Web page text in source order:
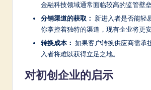
金融科技领域通常面临较高的监管壁垒
分销渠道的获取： 新进入者是否能轻
你掌控着独特的渠道，现有企业将更安
转换成本： 如果客户转换供应商需承
入者将难以获得立足之地。
对初创企业的启示